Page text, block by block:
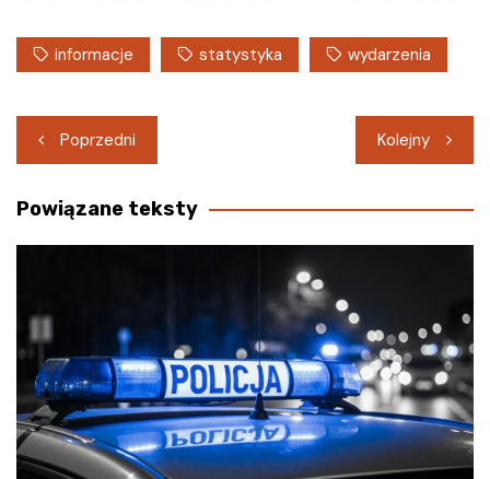
informacje statystyka wydarzenia
Nawigacja
wpisu
Poprzedni Kolejny
Powiązane teksty